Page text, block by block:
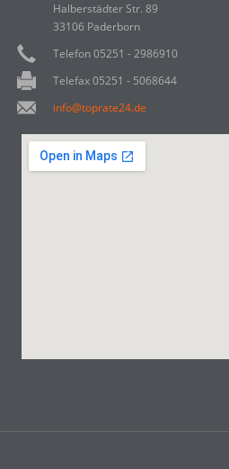
Halberstädter Str. 89
33106 Paderborn
Telefon 05251 - 2986910
Telefax 05251 - 5068644
info@toprate24.de